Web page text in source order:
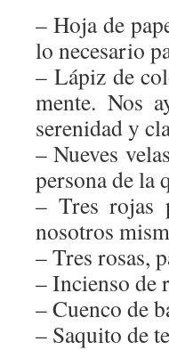
– Hoja de
lo necesario
– Lápiz de
mente. Nos
serenidad y
– Nueves
persona de la
– Tres rojas
nosotros
– Tres rosas,
– Incienso de
– Cuenco de
– Saquito de